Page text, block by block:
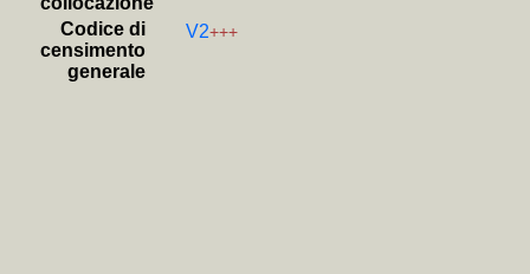
Codice di
censimento
generale
V2+++